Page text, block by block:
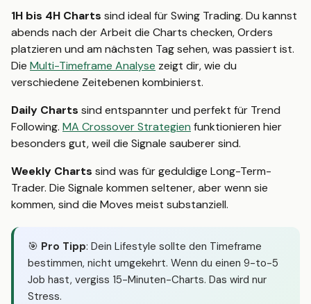
1H bis 4H Charts sind ideal für Swing Trading. Du kannst
abends nach der Arbeit die Charts checken, Orders
platzieren und am nächsten Tag sehen, was passiert ist.
Die Multi-Timeframe Analyse zeigt dir, wie du
verschiedene Zeitebenen kombinierst.
Daily Charts sind entspannter und perfekt für Trend
Following. MA Crossover Strategien funktionieren hier
besonders gut, weil die Signale sauberer sind.
Weekly Charts sind was für geduldige Long-Term-
Trader. Die Signale kommen seltener, aber wenn sie
kommen, sind die Moves meist substanziell.
🎯 Pro Tipp: Dein Lifestyle sollte den Timeframe
bestimmen, nicht umgekehrt. Wenn du einen 9-to-5
Job hast, vergiss 15-Minuten-Charts. Das wird nur
Stress.